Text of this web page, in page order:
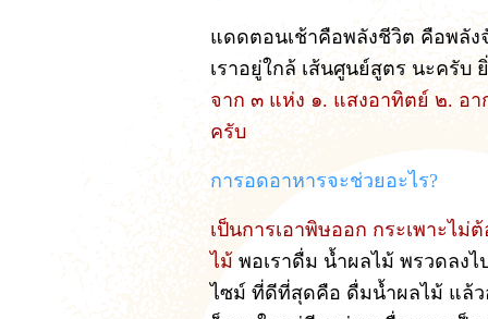
แดดตอนเช้าคือพลังชีวิต คือพลัง
เราอยู่ใกล้ เส้นศูนย์สูตร นะครับ
จาก ๓ แห่ง ๑. แสงอาทิตย์ ๒. อา
ครับ
การอดอาหารจะช่วยอะไร?
เป็นการเอาพิษออก กระเพาะไ
ไม้ พอเราดื่ม น้ำผลไม้ พรวดลง
ไซม์ ที่ดีที่สุดคือ ดื่มน้ำผลไม้ แล้ว